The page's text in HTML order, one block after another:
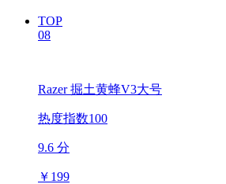
TOP
08
Razer 掘土黄蜂V3大号
热度指数100
9.6 分
￥ 199